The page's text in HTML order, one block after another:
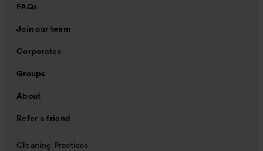
FAQs
Join our team
Corporates
Groups
About
Refer a friend
Cleaning Practices